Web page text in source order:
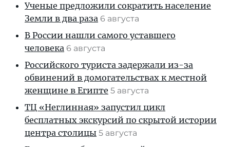
Ученые предложили сократить население
Земли в два раза 6 августа
В России нашли самого уставшего
человека 6 августа
Российского туриста задержали из-за
обвинений в домогательствах к местной
женщине в Египте 5 августа
ТЦ «Неглинная» запустил цикл
бесплатных экскурсий по скрытой истории
центра столицы 5 августа